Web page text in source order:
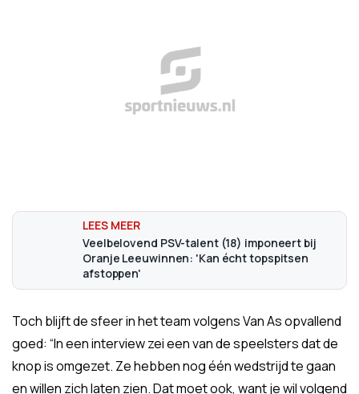
Veelbelovend PSV-talent (18) imponeert bij
Oranje Leeuwinnen: 'Kan écht topspitsen
afstoppen'
Toch blijft de sfeer in het team volgens Van As opvallend
goed: “In een interview zei een van de speelsters dat de
knop is omgezet. Ze hebben nog één wedstrijd te gaan
en willen zich laten zien. Dat moet ook, want je wil volgend